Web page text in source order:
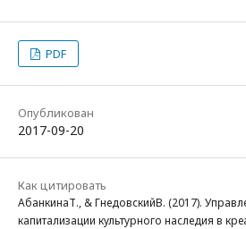
PDF
Опубликован
2017-09-20
Как цитировать
АбанкинаТ., & ГнедовскийВ. (2017).
капитализации культурного наследия в